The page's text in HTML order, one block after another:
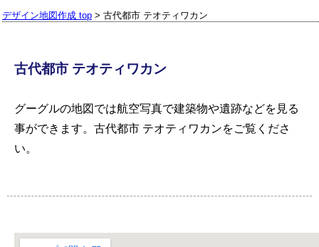
デザイン地図作成 top > 古代都市 テオティワカン
古代都市 テオティワカン
グーグルの地図では航空写真で建築物や遺跡などを見る
事ができます。 古代都市 テオティワカンをご覧くださ
い。